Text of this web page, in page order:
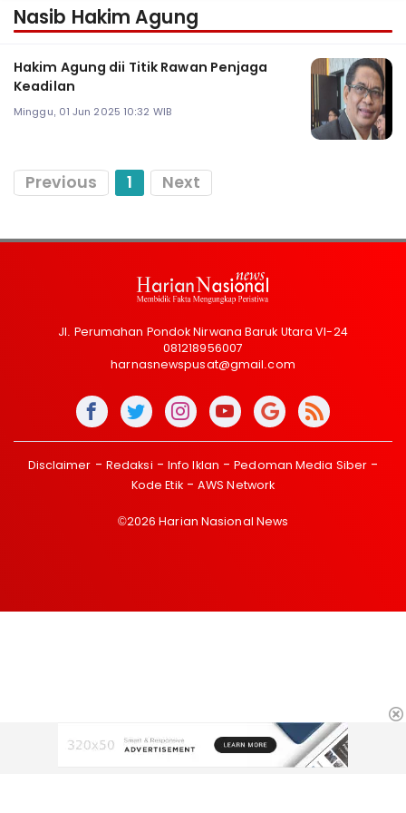
Nasib Hakim Agung
Hakim Agung dii Titik Rawan Penjaga
Keadilan
Minggu, 01 Jun 2025 10:32 WIB
Previous 1 Next
Jl. Perumahan Pondok Nirwana Baruk Utara VI-24
081218956007
harnasnewspusat@gmail.com
Disclaimer Redaksi Info Iklan
Pedoman Media Siber
Kode Etik
AWS Network
©2026 Harian Nasional News